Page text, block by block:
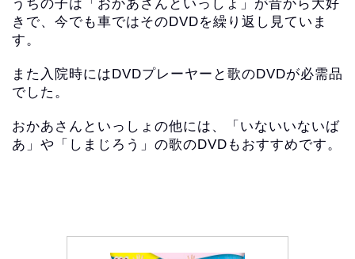
うちの子は「おかあさんといっしょ」が昔から大好
きで、今でも車ではそのDVDを繰り返し見ていま
す。
また入院時にはDVDプレーヤーと歌のDVDが必需品
でした。
おかあさんといっしょの他には、「いないいないば
あ」や「しまじろう」の歌のDVDもおすすめです。